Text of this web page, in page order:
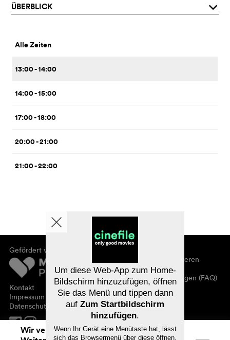
ÜBERBLICK q
Alle Zeiten
13:00 - 14:00
14:00 - 15:00
17:00 - 18:00
20:00 - 21:00
21:00 - 22:00
Gefördert von
Kontakt
Impressum
Datenschutz
Registrieren/abonnieren
Newsletter
Häufig gestellte Fragen (FAQ)
Gutscheine
Wir verwenden Cookies. Mit dem
Um diese Web-App zum Home-
Bildschirm hinzuzufügen, öffnen
Sie das Menü und tippen dann
auf Zum Startbildschirm
hinzufügen.
Wenn Ihr Gerät eine Menütaste hat, lässt
sich das Browsermenü über diese öffnen.